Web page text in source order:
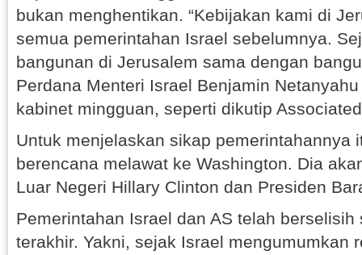
bukan menghentikan. “Kebijakan kami di
semua pemerintahan Israel sebelumnya.
bangunan di Jerusalem sama dengan
Perdana Menteri Israel Benjamin
kabinet mingguan, seperti dikutip
Untuk menjelaskan sikap pemerintahannya
berencana melawat ke Washington. Dia
Luar Negeri Hillary Clinton dan Presiden
Pemerintahan Israel dan AS telah
terakhir. Yakni, sejak Israel mengumumkan